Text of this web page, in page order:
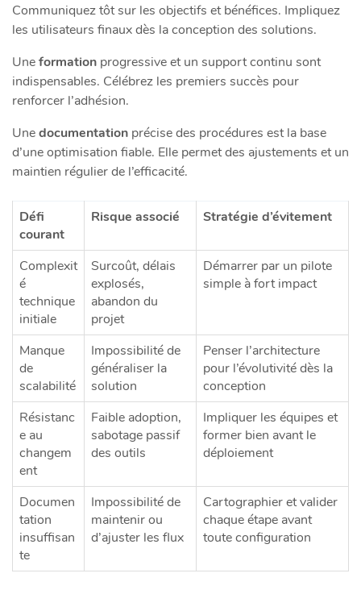
Communiquez tôt sur les objectifs et bénéfices. Impliquez
les utilisateurs finaux dès la conception des solutions.
Uneformation progressive et un support continu sont
indispensables. Célébrez les premiers succès pour
renforcer l’adhésion.
Unedocumentation précise des procédures est la base
d’une optimisation fiable. Elle permet des ajustements et un
maintien régulier de l’efficacité.
Défi
courant
Risque associé Stratégie d’évitement
Complexit
é
technique
initiale
Surcoût, délais
explosés,
abandon du
projet
Démarrer par un pilote
simple à fort impact
Manque
de
scalabilité
Impossibilité de
généraliser la
solution
Penser l’architecture
pour l’évolutivité dès la
conception
Résistanc
e au
changem
ent
Faible adoption,
sabotage passif
des outils
Impliquer les équipes et
former bien avant le
déploiement
Documen
tation
insuffisan
te
Impossibilité de
maintenir ou
d’ajuster les flux
Cartographier et valider
chaque étape avant
toute configuration